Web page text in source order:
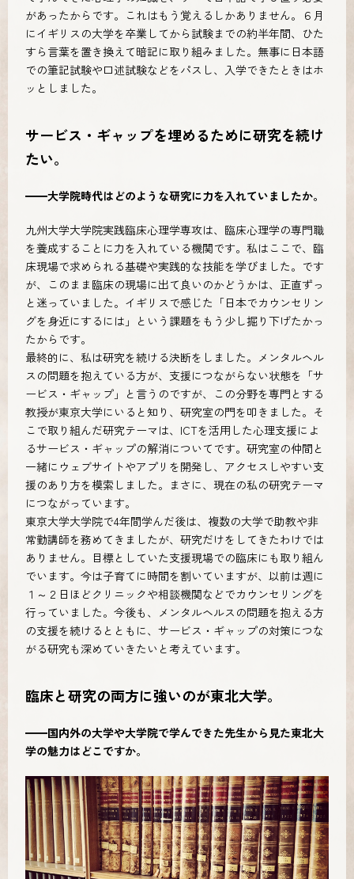
があったからです。これはもう覚えるしかありません。６月
にイギリスの大学を卒業してから試験までの約半年間、ひた
すら言葉を置き換えて暗記に取り組みました。無事に日本語
での筆記試験や口述試験などをパスし、入学できたときはホ
ッとしました。
サービス・ギャップを埋めるために研究を続け
たい。
━━大学院時代はどのような研究に力を入れていましたか。
九州大学大学院実践臨床心理学専攻は、臨床心理学の専門職
を養成することに力を入れている機関です。私はここで、臨
床現場で求められる基礎や実践的な技能を学びました。です
が、このまま臨床の現場に出て良いのかどうかは、正直ずっ
と迷っていました。イギリスで感じた「日本でカウンセリン
グを身近にするには」という課題をもう少し掘り下げたかっ
たからです。
最終的に、私は研究を続ける決断をしました。メンタルヘル
スの問題を抱えている方が、支援につながらない状態を「サ
ービス・ギャップ」と言うのですが、この分野を専門とする
教授が東京大学にいると知り、研究室の門を叩きました。そ
こで取り組んだ研究テーマは、ICTを活用した心理支援によ
るサービス・ギャップの解消についてです。研究室の仲間と
一緒にウェブサイトやアプリを開発し、アクセスしやすい支
援のあり方を模索しました。まさに、現在の私の研究テーマ
につながっています。
東京大学大学院で4年間学んだ後は、複数の大学で助教や非
常勤講師を務めてきましたが、研究だけをしてきたわけでは
ありません。目標としていた支援現場での臨床にも取り組ん
でいます。今は子育てに時間を割いていますが、以前は週に
１～２日ほどクリニックや相談機関などでカウンセリングを
行っていました。今後も、メンタルヘルスの問題を抱える方
の支援を続けるとともに、サービス・ギャップの対策につな
がる研究も深めていきたいと考えています。
臨床と研究の両方に強いのが東北大学。
━━国内外の大学や大学院で学んできた先生から見た東北大
学の魅力はどこですか。